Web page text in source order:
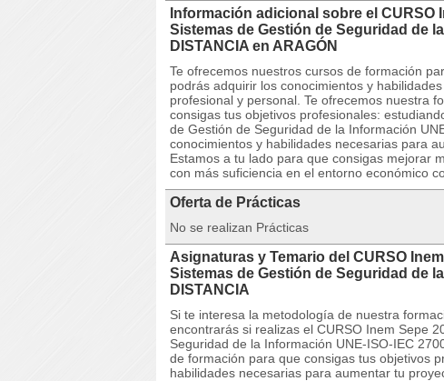
Información adicional sobre el CURSO
Sistemas de Gestión de Seguridad de
DISTANCIA en ARAGÓN
Te ofrecemos nuestros cursos de formación
podrás adquirir los conocimientos y
profesional y personal. Te ofrecemos nuestra
consigas tus objetivos profesionales:
de Gestión de Seguridad de la Información
conocimientos y habilidades necesarias para
Estamos a tu lado para que consigas mejorar
con más suficiencia en el entorno económico
Oferta de Prácticas
No se realizan Prácticas
Asignaturas y Temario del CURSO
Sistemas de Gestión de Seguridad de
DISTANCIA
Si te interesa la metodología de nuestra
encontrarás si realizas el CURSO Inem Sepe
Seguridad de la Información UNE-ISO-IEC
de formación para que consigas tus objetivos
habilidades necesarias para aumentar tu